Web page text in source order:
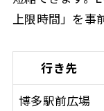
上限時間」を事
行き先
博多駅前広場